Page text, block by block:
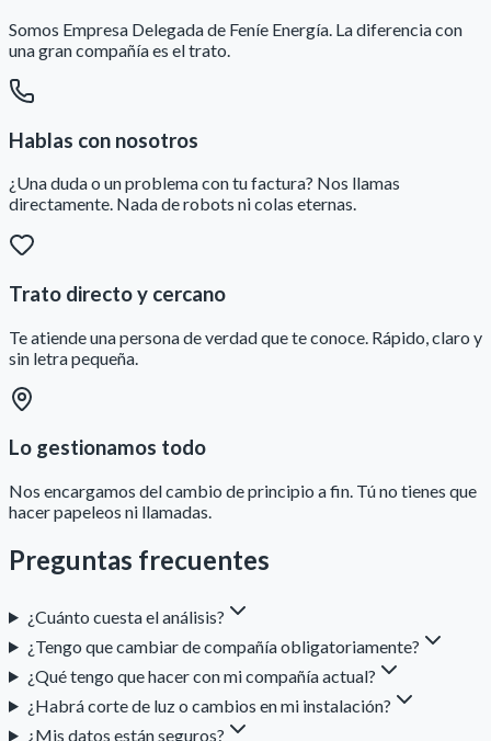
Somos Empresa Delegada de Feníe Energía. La diferencia con
una gran compañía es el trato.
Hablas con nosotros
¿Una duda o un problema con tu factura? Nos llamas
directamente. Nada de robots ni colas eternas.
Trato directo y cercano
Te atiende una persona de verdad que te conoce. Rápido, claro y
sin letra pequeña.
Lo gestionamos todo
Nos encargamos del cambio de principio a fin. Tú no tienes que
hacer papeleos ni llamadas.
Preguntas frecuentes
¿Cuánto cuesta el análisis?
¿Tengo que cambiar de compañía obligatoriamente?
¿Qué tengo que hacer con mi compañía actual?
¿Habrá corte de luz o cambios en mi instalación?
¿Mis datos están seguros?